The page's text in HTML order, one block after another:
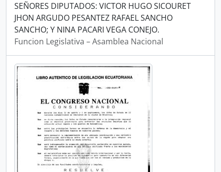
SEÑORES DIPUTADOS: VICTOR HUGO SICOURET
JHON ARGUDO PESANTEZ RAFAEL SANCHO
SANCHO; Y NINA PACARI VEGA CONEJO.
Funcion Legislativa – Asamblea Nacional